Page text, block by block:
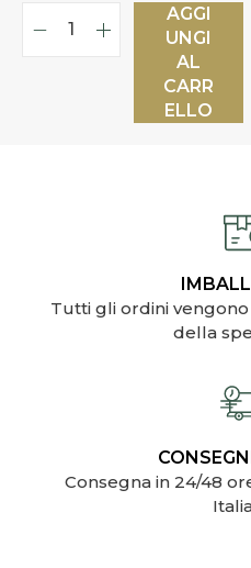
AGGI
UNGI
AL
CARR
ELLO
Tutti gli ordini
della
Consegna in 24/48